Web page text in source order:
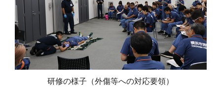
研修の様子（外傷等への対応要領）